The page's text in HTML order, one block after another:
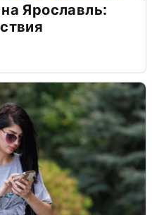
Ярославль: